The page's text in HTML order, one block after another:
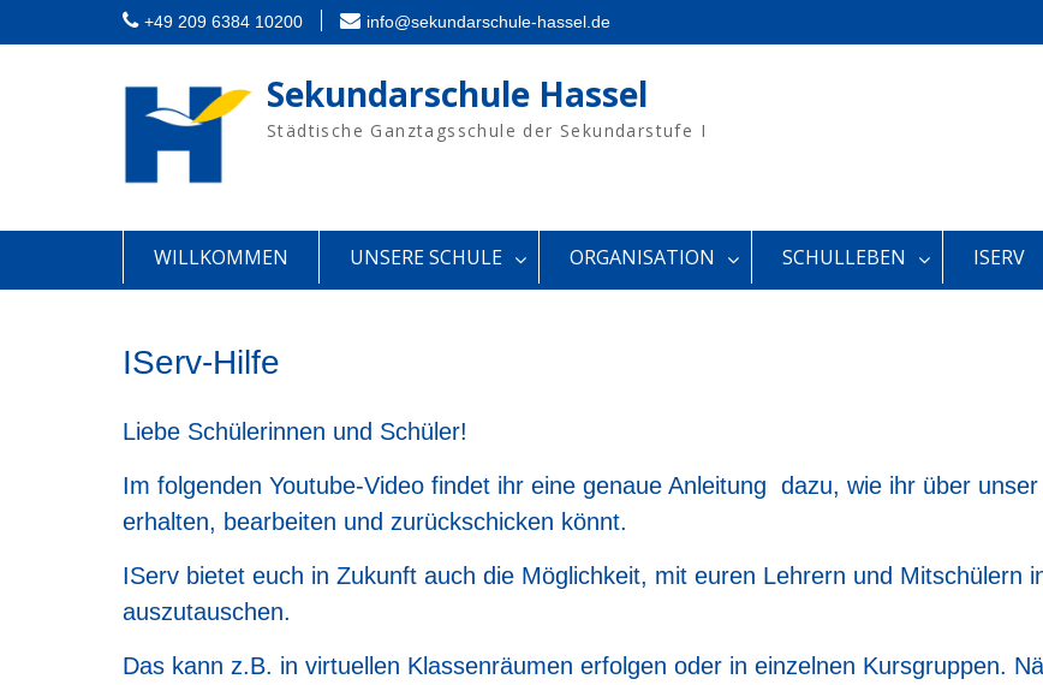
+49 209 6384 10200 info@sekundarschule-hassel.de
Sekundarschule Hassel
Städtische Ganztagsschule der Sekundarstufe I
WILLKOMMEN UNSERE SCHULE ORGANISATION SCHULLEBEN ISERV
IServ-Hilfe
Liebe Schülerinnen und Schüler!
Im folgenden Youtube-Video findet ihr eine genaue Anleitung dazu, wie ihr über
erhalten, bearbeiten und zurückschicken könnt.
IServ bietet euch in Zukunft auch die Möglichkeit, mit euren Lehrern und Mitschülern
auszutauschen.
Das kann z.B. in virtuellen Klassenräumen erfolgen oder in einzelnen Kursgruppen.